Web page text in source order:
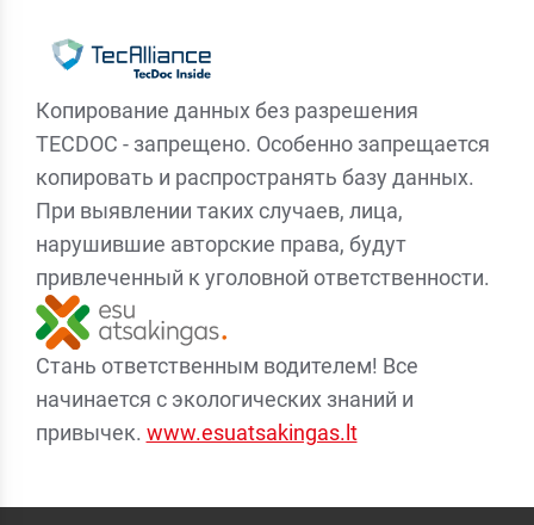
Копирование данных без разрешения
TECDOC - запрещено. Особенно запрещается
копировать и распространять базу данных.
При выявлении таких случаев, лица,
нарушившие авторские права, будут
привлеченный к уголовной ответственности.
Стань ответственным водителем! Все
начинается с экологических знаний и
привычек. www.esuatsakingas.lt